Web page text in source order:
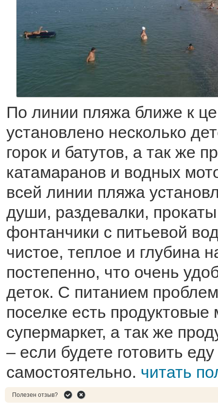
По линии пляжа ближе к
установлено несколько
горок и батутов, а так же
катамаранов и водных
всей линии пляжа
души, раздевалки,
фонтанчики с питьевой
чистое, теплое и глубина
постепенно, что очень
деток. С питанием
поселке есть продуктовые
супермаркет, а так же
– если будете готовить еду
самостоятельно. читать
Полезен отзыв?